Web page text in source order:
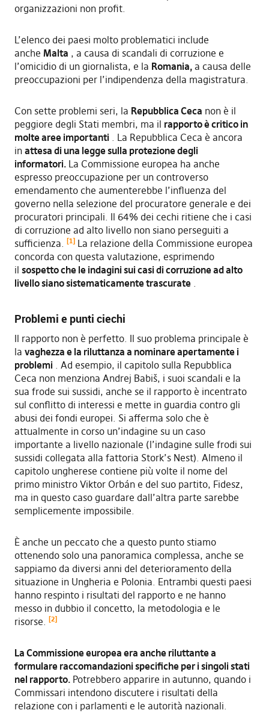
organizzazioni non profit.
L’elenco dei paesi molto problematici include
anche Malta , a causa di scandali di corruzione e
l’omicidio di un giornalista, e la Romania, a causa delle
preoccupazioni per l’indipendenza della magistratura.
Con sette problemi seri, la Repubblica Ceca non è il
peggiore degli Stati membri, ma il rapporto è critico in
molte aree importanti . La Repubblica Ceca è ancora
in attesa di una legge sulla protezione degli
informatori. La Commissione europea ha anche
espresso preoccupazione per un controverso
emendamento che aumenterebbe l’influenza del
governo nella selezione del procuratore generale e dei
procuratori principali. Il 64% dei cechi ritiene che i casi
di corruzione ad alto livello non siano perseguiti a
sufficienza. [1]La relazione della Commissione europea
concorda con questa valutazione, esprimendo
il sospetto che le indagini sui casi di corruzione ad alto
livello siano sistematicamente trascurate.
Problemi e punti ciechi
Il rapporto non è perfetto. Il suo problema principale è
la vaghezza e la riluttanza a nominare apertamente i
problemi . Ad esempio, il capitolo sulla Repubblica
Ceca non menziona Andrej Babiš, i suoi scandali e la
sua frode sui sussidi, anche se il rapporto è incentrato
sul conflitto di interessi e mette in guardia contro gli
abusi dei fondi europei. Si afferma solo che è
attualmente in corso un’indagine su un caso
importante a livello nazionale (l’indagine sulle frodi sui
sussidi collegata alla fattoria Stork’s Nest). Almeno il
capitolo ungherese contiene più volte il nome del
primo ministro Viktor Orbán e del suo partito, Fidesz,
ma in questo caso guardare dall’altra parte sarebbe
semplicemente impossibile.
È anche un peccato che a questo punto stiamo
ottenendo solo una panoramica complessa, anche se
sappiamo da diversi anni del deterioramento della
situazione in Ungheria e Polonia. Entrambi questi paesi
hanno respinto i risultati del rapporto e ne hanno
messo in dubbio il concetto, la metodologia e le
risorse. [2]
La Commissione europea era anche riluttante a
formulare raccomandazioni specifiche per i singoli stati
nel rapporto. Potrebbero apparire in autunno, quando i
Commissari intendono discutere i risultati della
relazione con i parlamenti e le autorità nazionali.